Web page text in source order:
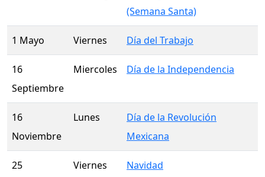
(Semana Santa)
1 Mayo Viernes Día del Trabajo
16
Septiembre
Miercoles Día de la Independencia
16
Noviembre
Lunes
Día de la Revolución
Mexicana
25
Viernes Navidad